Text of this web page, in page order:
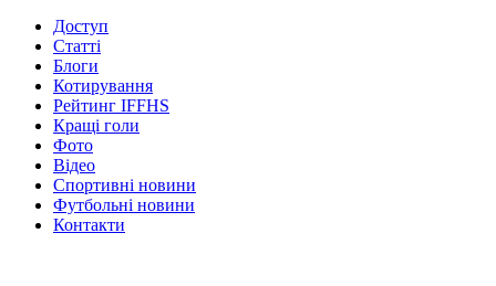
Доступ
Статті
Блоги
Котирування
Рейтинг IFFHS
Кращі голи
Фото
Відео
Спортивні новини
Футбольні новини
Контакти